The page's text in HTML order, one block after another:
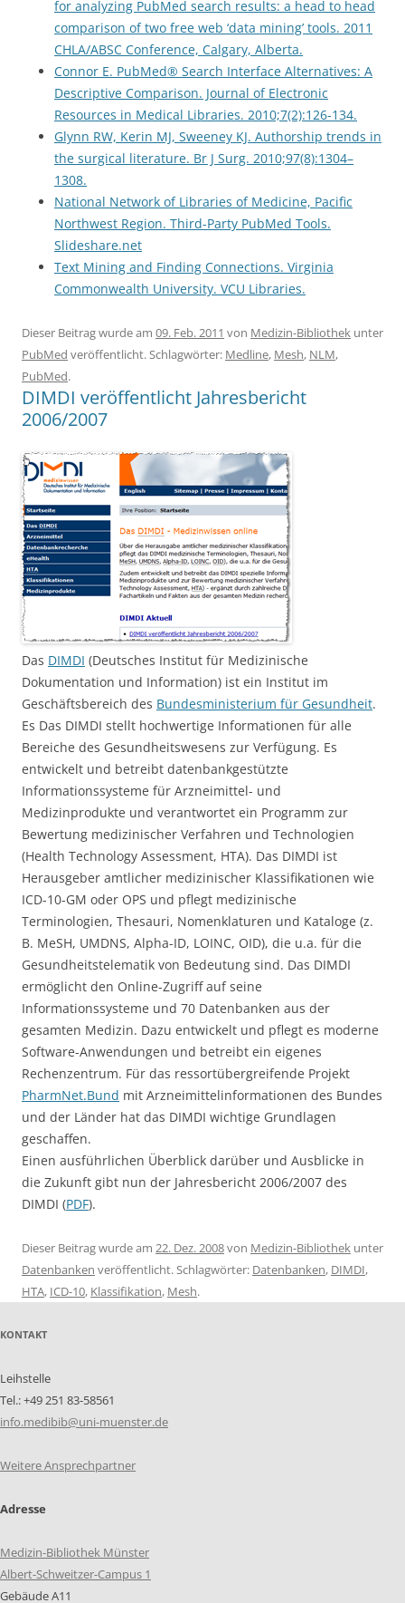
for analyzing PubMed search results: a head to head
comparison of two free web ‘data mining’ tools. 2011
CHLA/ABSC Conference, Calgary, Alberta.
Connor E. PubMed® Search Interface Alternatives: A
Descriptive Comparison. Journal of Electronic
Resources in Medical Libraries. 2010;7(2):126-134.
Glynn RW, Kerin MJ, Sweeney KJ. Authorship trends in
the surgical literature. Br J Surg. 2010;97(8):1304–
1308.
National Network of Libraries of Medicine, Pacific
Northwest Region. Third-Party PubMed Tools.
Slideshare.net
Text Mining and Finding Connections. Virginia
Commonwealth University. VCU Libraries.
Dieser Beitrag wurde am 09. Feb. 2011 von Medizin-Bibliothek unter
PubMed veröffentlicht. Schlagwörter: Medline, Mesh, NLM,
PubMed.
DIMDI veröffentlicht Jahresbericht
2006/2007
Das DIMDI (Deutsches Institut für Medizinische
Dokumentation und Information) ist ein Institut im
Geschäftsbereich des Bundesministerium für Gesundheit.
Es Das DIMDI stellt hochwertige Informationen für alle
Bereiche des Gesundheitswesens zur Verfügung. Es
entwickelt und betreibt datenbankgestützte
Informationssysteme für Arzneimittel- und
Medizinprodukte und verantwortet ein Programm zur
Bewertung medizinischer Verfahren und Technologien
(Health Technology Assessment, HTA). Das DIMDI ist
Herausgeber amtlicher medizinischer Klassifikationen wie
ICD-10-GM oder OPS und pflegt medizinische
Terminologien, Thesauri, Nomenklaturen und Kataloge (z.
B. MeSH, UMDNS, Alpha-ID, LOINC, OID), die u.a. für die
Gesundheitstelematik von Bedeutung sind. Das DIMDI
ermöglicht den Online-Zugriff auf seine
Informationssysteme und 70 Datenbanken aus der
gesamten Medizin. Dazu entwickelt und pflegt es moderne
Software-Anwendungen und betreibt ein eigenes
Rechenzentrum. Für das ressortübergreifende Projekt
PharmNet.Bund mit Arzneimittelinformationen des Bundes
und der Länder hat das DIMDI wichtige Grundlagen
geschaffen.
Einen ausführlichen Überblick darüber und Ausblicke in
die Zukunft gibt nun der Jahresbericht 2006/2007 des
DIMDI (PDF).
Dieser Beitrag wurde am 22. Dez. 2008von Medizin-Bibliothek unter
Datenbanken veröffentlicht. Schlagwörter: Datenbanken, DIMDI,
HTA, ICD-10, Klassifikation, Mesh.
KONTAKT
Leihstelle
Tel.: +49 251 83-58561
info.medibib@uni-muenster.de
Weitere Ansprechpartner
Adresse
Medizin-Bibliothek Münster
Albert-Schweitzer-Campus 1
Gebäude A11